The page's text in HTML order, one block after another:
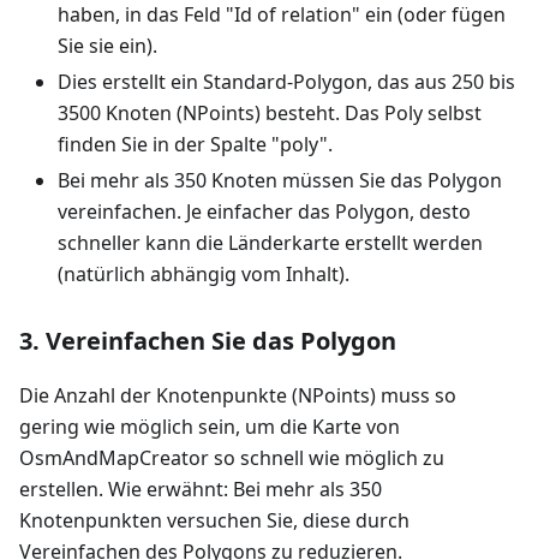
haben, in das Feld "Id of relation" ein (oder fügen
Sie sie ein).
Dies erstellt ein Standard-Polygon, das aus 250 bis
3500 Knoten (NPoints) besteht. Das Poly selbst
finden Sie in der Spalte "poly".
Bei mehr als 350 Knoten müssen Sie das Polygon
vereinfachen. Je einfacher das Polygon, desto
schneller kann die Länderkarte erstellt werden
(natürlich abhängig vom Inhalt).
3. Vereinfachen Sie das Polygon
Die Anzahl der Knotenpunkte (NPoints) muss so
gering wie möglich sein, um die Karte von
OsmAndMapCreator so schnell wie möglich zu
erstellen. Wie erwähnt: Bei mehr als 350
Knotenpunkten versuchen Sie, diese durch
Vereinfachen des Polygons zu reduzieren.